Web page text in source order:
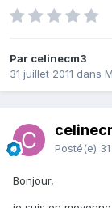
Par celinecm3
31 juillet 2011 dans
Posté(e)
Bonjour,